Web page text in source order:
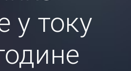
у току